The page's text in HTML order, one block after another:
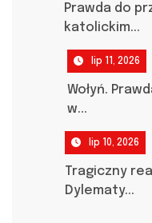
Prawda do
katolickim...
lip 11, 2026
Wołyń.
w...
lip 10, 2026
Tragiczny
Dylematy...